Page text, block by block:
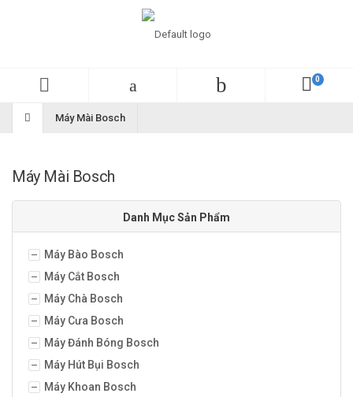
Máy Mài Bosch
Máy Mài Bosch
Danh Mục Sản Phẩm
Máy Bào Bosch
Máy Cắt Bosch
Máy Chà Bosch
Máy Cưa Bosch
Máy Đánh Bóng Bosch
Máy Hút Bụi Bosch
Máy Khoan Bosch